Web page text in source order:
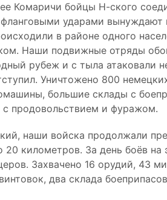
Комаричи бойцы Н-ского
ударами вынуждают
в районе одного
Наши подвижные отряды
рубеж и с тыла атаковали
Уничтожено 800
большие склады с
продовольствием и фуражом.
наши войска продолжали
20 километров. За день боёв на
Захвачено 16 орудий, 43
два склада